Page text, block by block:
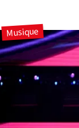
Musique